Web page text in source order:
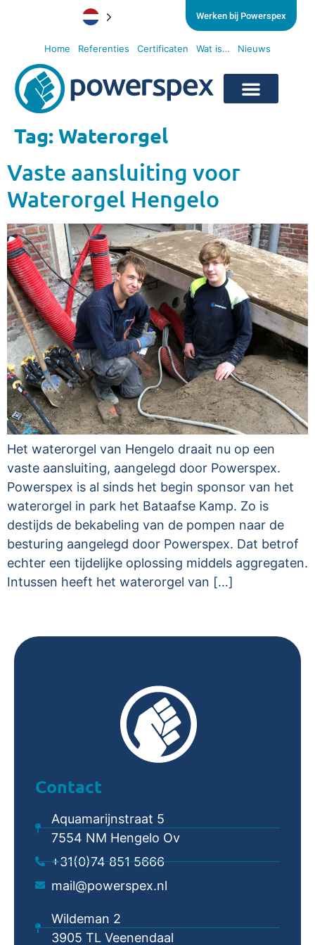
Home Referenties Certificaten Wat is… Nieuws
Werken bij Powerspex
Tag:Waterorgel
Vaste aansluiting voor
Waterorgel Hengelo
Het waterorgel van Hengelo draait nu op een
vaste aansluiting, aangelegd door Powerspex.
Powerspex is al sinds het begin sponsor van het
waterorgel in park het Bataafse Kamp. Zo is
destijds de bekabeling van de pompen naar de
besturing aangelegd door Powerspex. Dat betrof
echter een tijdelijke oplossing middels aggregaten.
Intussen heeft het waterorgel van […]
Contact
Aquamarijnstraat 5
7554 NM Hengelo Ov
+31(0)74 851 5666
mail@powerspex.nl
Wildeman 2
3905 TL Veenendaal